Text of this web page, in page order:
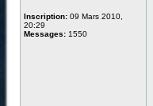
Inscription: 09 Mars 2010,
20:29
Messages: 1550